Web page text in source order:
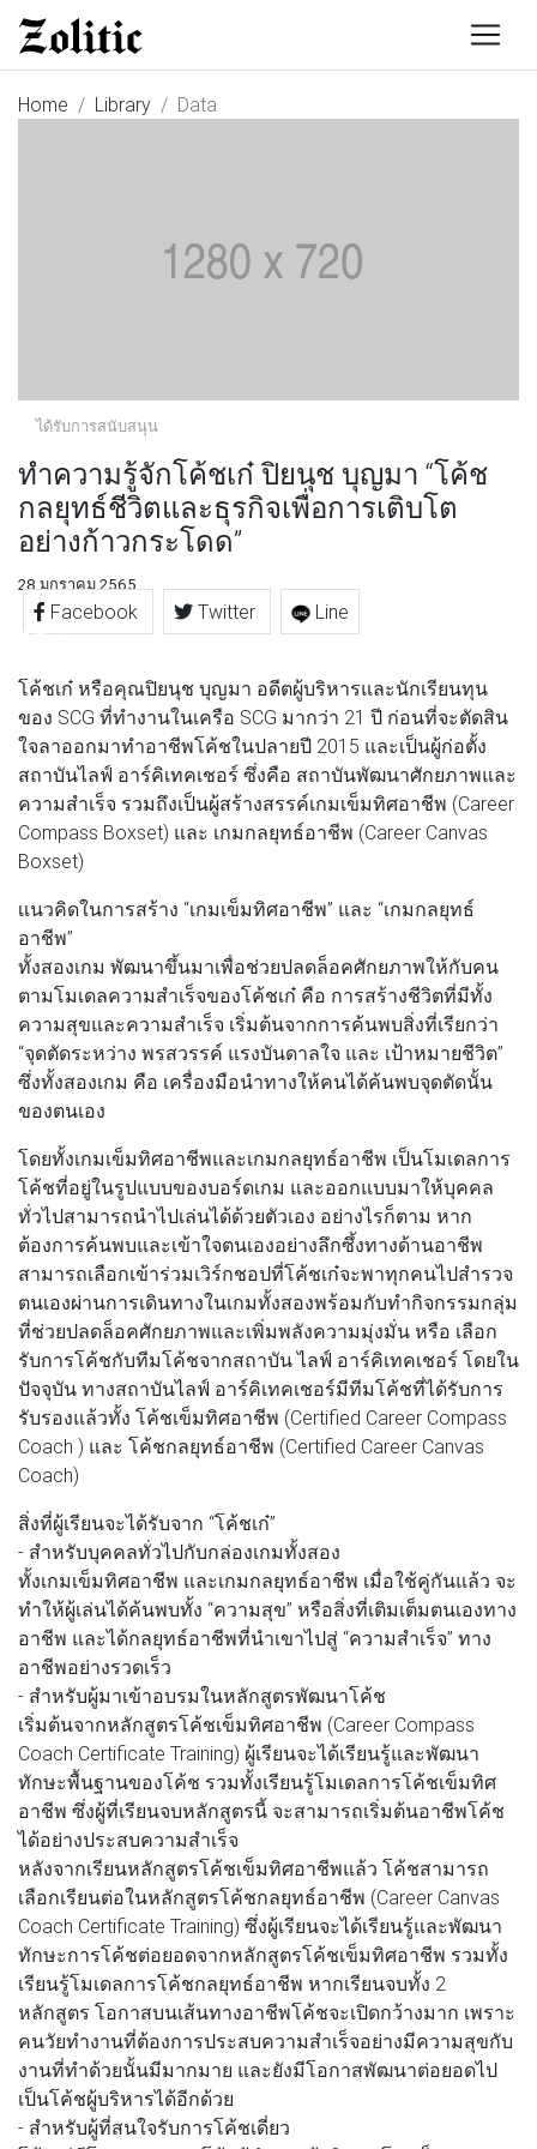
Home Library Data
ได้รับการสนับสนุน
ทำความรู้จักโค้ชเก๋ ปิยนุช บุญมา “โค้ช
กลยุทธ์ชีวิตและธุรกิจเพื่อการเติบโต
อย่างก้าวกระโดด”
28 มกราคม 2565
Facebook Twitter Line
โค้ชเก๋ หรือคุณปิยนุช บุญมา อดีตผู้บริหารและนักเรียนทุน
ของ SCG ที่ทำงานในเครือ SCG มากว่า 21 ปี ก่อนที่จะตัดสิน
ใจลาออกมาทำอาชีพโค้ชในปลายปี 2015 และเป็นผู้ก่อตั้ง
สถาบันไลฟ์ อาร์คิเทคเชอร์ ซึ่งคือ สถาบันพัฒนาศักยภาพและ
ความสำเร็จ รวมถึงเป็นผู้สร้างสรรค์เกมเข็มทิศอาชีพ (Career
Compass Boxset) และ เกมกลยุทธ์อาชีพ (Career Canvas
Boxset)
เเนวคิดในการสร้าง “เกมเข็มทิศอาชีพ” และ “เกมกลยุทธ์
อาชีพ”
ทั้งสองเกม พัฒนาขึ้นมาเพื่อช่วยปลดล็อคศักยภาพให้กับคน
ตามโมเดลความสำเร็จของโค้ชเก๋ คือ การสร้างชีวิตที่มีทั้ง
ความสุขและความสำเร็จ เริ่มต้นจากการค้นพบสิ่งที่เรียกว่า
“จุดตัดระหว่าง พรสวรรค์ แรงบันดาลใจ และ เป้าหมายชีวิต”
ซึ่งทั้งสองเกม คือ เครื่องมือนำทางให้คนได้ค้นพบจุดตัดนั้น
ของตนเอง
โดยทั้งเกมเข็มทิศอาชีพและเกมกลยุทธ์อาชีพ เป็นโมเดลการ
โค้ชที่อยู่ในรูปแบบของบอร์ดเกม และออกแบบมาให้บุคคล
ทั่วไปสามารถนำไปเล่นได้ด้วยตัวเอง อย่างไรก็ตาม หาก
ต้องการค้นพบและเข้าใจตนเองอย่างลึกซึ้งทางด้านอาชีพ
สามารถเลือกเข้าร่วมเวิร์กชอปที่โค้ชเก๋จะพาทุกคนไปสำรวจ
ตนเองผ่านการเดินทางในเกมทั้งสองพร้อมกับทำกิจกรรมกลุ่ม
ที่ช่วยปลดล็อคศักยภาพและเพิ่มพลังความมุ่งมั่น หรือ เลือก
รับการโค้ชกับทีมโค้ชจากสถาบัน ไลฟ์ อาร์คิเทคเชอร์ โดยใน
ปัจจุบัน ทางสถาบันไลฟ์ อาร์คิเทคเชอร์มีทีมโค้ชที่ได้รับการ
รับรองแล้วทั้ง โค้ชเข็มทิศอาชีพ (Certified Career Compass
Coach ) และ โค้ชกลยุทธ์อาชีพ (Certified Career Canvas
Coach)
สิ่งที่ผู้เรียนจะได้รับจาก “โค้ชเก๋”
- สำหรับบุคคลทั่วไปกับกล่องเกมทั้งสอง
ทั้งเกมเข็มทิศอาชีพ และเกมกลยุทธ์อาชีพ เมื่อใช้คู่กันแล้ว จะ
ทำให้ผู้เล่นได้ค้นพบทั้ง “ความสุข” หรือสิ่งที่เติมเต็มตนเองทาง
อาชีพ และได้กลยุทธ์อาชีพที่นำเขาไปสู่ “ความสำเร็จ” ทาง
อาชีพอย่างรวดเร็ว
- สำหรับผู้มาเข้าอบรมในหลักสูตรพัฒนาโค้ช
เริ่มต้นจากหลักสูตรโค้ชเข็มทิศอาชีพ (Career Compass
Coach Certificate Training) ผู้เรียนจะได้เรียนรู้และพัฒนา
ทักษะพื้นฐานของโค้ช รวมทั้งเรียนรู้โมเดลการโค้ชเข็มทิศ
อาชีพ ซึ่งผู้ที่เรียนจบหลักสูตรนี้ จะสามารถเริ่มต้นอาชีพโค้ช
ได้อย่างประสบความสำเร็จ
หลังจากเรียนหลักสูตรโค้ชเข็มทิศอาชีพแล้ว โค้ชสามารถ
เลือกเรียนต่อในหลักสูตรโค้ชกลยุทธ์อาชีพ (Career Canvas
Coach Certificate Training) ซึ่งผู้เรียนจะได้เรียนรู้และพัฒนา
ทักษะการโค้ชต่อยอดจากหลักสูตรโค้ชเข็มทิศอาชีพ รวมทั้ง
เรียนรู้โมเดลการโค้ชกลยุทธ์อาชีพ หากเรียนจบทั้ง 2
หลักสูตร โอกาสบนเส้นทางอาชีพโค้ชจะเปิดกว้างมาก เพราะ
คนวัยทำงานที่ต้องการประสบความสำเร็จอย่างมีความสุขกับ
งานที่ทำด้วยนั้นมีมากมาย และยังมีโอกาสพัฒนาต่อยอดไป
เป็นโค้ชผู้บริหารได้อีกด้วย
- สำหรับผู้ที่สนใจรับการโค้ชเดี่ยว